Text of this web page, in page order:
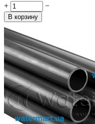
+
−
В корзину